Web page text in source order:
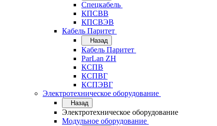
Спецкабель
КПСВВ
КПСВЭВ
Кабель Паритет
Назад
Кабель Паритет
ParLan ZH
КСПВ
КСПВГ
КСПЭВГ
Электротехническое оборудование
Назад
Электротехническое оборудование
Модульное оборудование